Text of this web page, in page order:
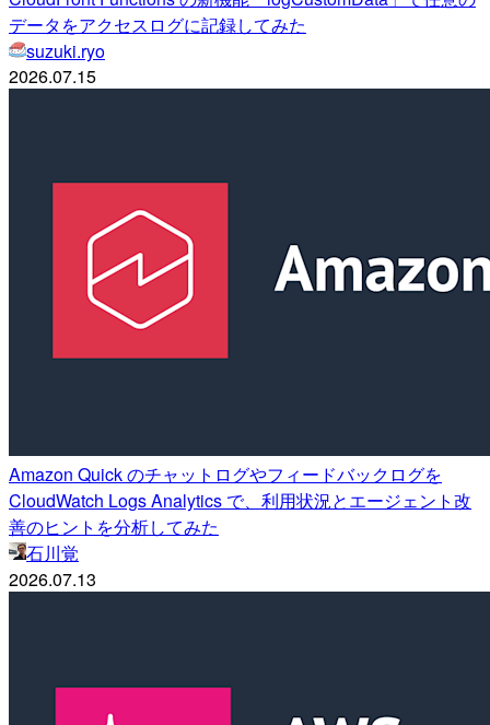
データをアクセスログに記録してみた
suzuki.ryo
2026.07.15
Amazon Quick のチャットログやフィードバックログを
CloudWatch Logs Analytics で、利用状況とエージェント改
善のヒントを分析してみた
石川覚
2026.07.13